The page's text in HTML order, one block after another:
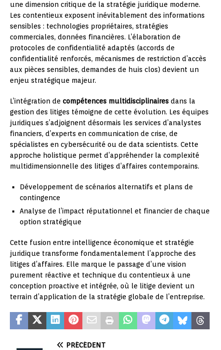
une dimension critique de la stratégie juridique moderne.
Les contentieux exposent inévitablement des informations
sensibles : technologies propriétaires, stratégies
commerciales, données financières. L’élaboration de
protocoles de confidentialité adaptés (accords de
confidentialité renforcés, mécanismes de restriction d’accès
aux pièces sensibles, demandes de huis clos) devient un
enjeu stratégique majeur.
L’intégration de compétences multidisciplinaires dans la
gestion des litiges témoigne de cette évolution. Les équipes
juridiques s’adjoignent désormais les services d’analystes
financiers, d’experts en communication de crise, de
spécialistes en cybersécurité ou de data scientists. Cette
approche holistique permet d’appréhender la complexité
multidimensionnelle des litiges d’affaires contemporains.
Développement de scénarios alternatifs et plans de
contingence
Analyse de l’impact réputationnel et financier de chaque
option stratégique
Cette fusion entre intelligence économique et stratégie
juridique transforme fondamentalement l’approche des
litiges d’affaires. Elle marque le passage d’une vision
purement réactive et technique du contentieux à une
conception proactive et intégrée, où le litige devient un
terrain d’application de la stratégie globale de l’entreprise.
PRÉCÉDENT